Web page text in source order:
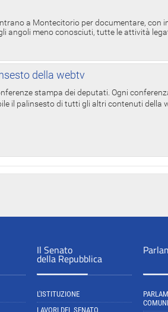
a Montecitorio per documentare, con
angoli meno conosciuti, tutte le attività
della webtv
stampa dei deputati. Ogni
il palinsesto di tutti gli altri contenuti della
Il Senato
della Repubblica
L'ISTITUZIONE
LAVORI DEL SENATO